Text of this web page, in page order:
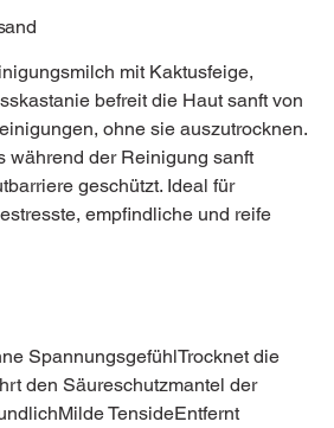
mit Kaktusfeige,
befreit die Haut sanft von
ohne sie auszutrocknen.
während der Reinigung sanft
geschützt. Ideal für
empfindliche und reife
SpannungsgefühlTrocknet die
den Säureschutzmantel der
TensideEntfernt